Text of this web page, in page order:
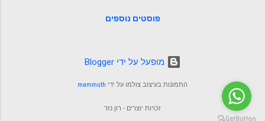
חיובית ופתוחה. כאשר חברי הצוות סומכים על
סינרגיה זו יכולה להוביל לשיפור פתרון בעיות
וחדשנות. מעורבות עובדים גבוהה יותר : מנהיגים
שבה העובדים מרגישים בנוח לבטא את
פוסטים נוספים
‏מופעל על ידי Blogger
התמונות בעיצוב צולמו על ידי mammuth
זכויות יוצרים - רון נזר